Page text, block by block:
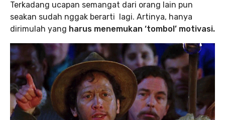
Terkadang ucapan semangat dari orang lain pun
seakan sudah nggak berarti lagi. Artinya, hanya
dirimulah yang harus menemukan ‘tombol’ motivasi.